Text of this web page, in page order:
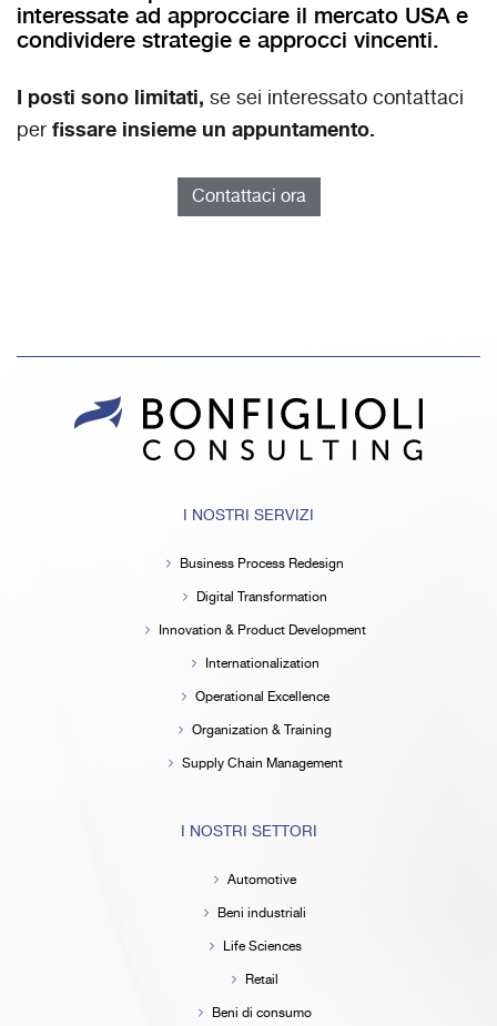
interessate ad approcciare il mercato USA e
condividere strategie e approcci vincenti.
I posti sono limitati, se sei interessato contattaci
perfissare insieme un appuntamento.
Contattaci ora
I NOSTRI SERVIZI
Business Process Redesign
Digital Transformation
Innovation & Product Development
Internationalization
Operational Excellence
Organization & Training
Supply Chain Management
I NOSTRI SETTORI
Automotive
Beni industriali
Life Sciences
Retail
Beni di consumo